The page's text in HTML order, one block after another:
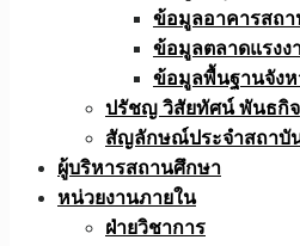
ข้อมูลอาคารสถ
ข้อมูลตลาดแรงง
ข้อมูลพื้นฐานจังห
ปรัชญ วิสัยทัศน์ พันธกิจ
สัญลักษณ์ประจำสถาบั
ผู้บริหารสถานศึกษา
หน่วยงานภายใน
ฝ่ายวิชาการ